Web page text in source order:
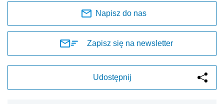
Napisz do nas
Zapisz się na newsletter
Udostępnij